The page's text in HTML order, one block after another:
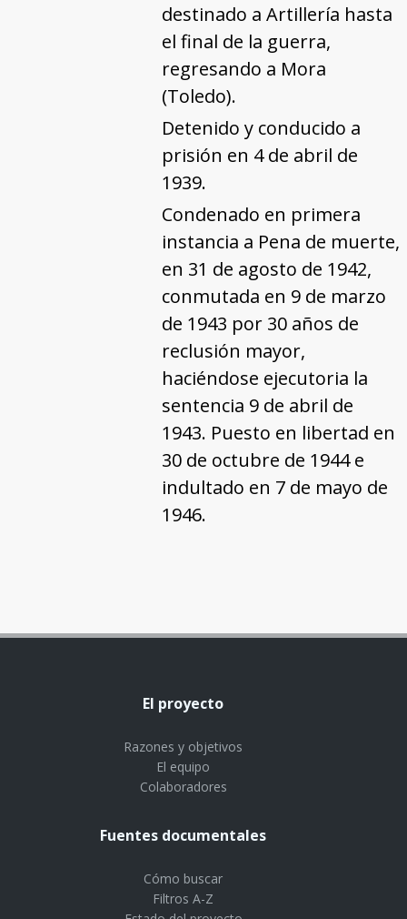
destinado a Artillería hasta
el final de la guerra,
regresando a Mora
(Toledo).
Detenido y conducido a
prisión en 4 de abril de
1939.
Condenado en primera
instancia a Pena de muerte,
en 31 de agosto de 1942,
conmutada en 9 de marzo
de 1943 por 30 años de
reclusión mayor,
haciéndose ejecutoria la
sentencia 9 de abril de
1943. Puesto en libertad en
30 de octubre de 1944 e
indultado en 7 de mayo de
1946.
El proyecto
Razones y objetivos
El equipo
Colaboradores
Fuentes documentales
Cómo buscar
Filtros A-Z